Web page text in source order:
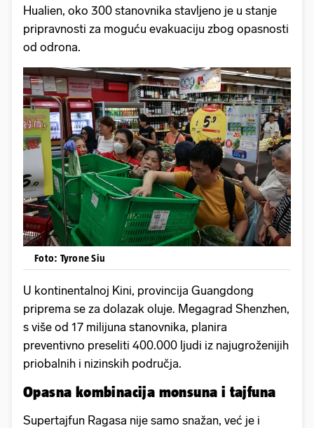
Hualien, oko 300 stanovnika stavljeno je u stanje
pripravnosti za moguću evakuaciju zbog opasnosti
od odrona.
Foto: Tyrone Siu
U kontinentalnoj Kini, provincija Guangdong
priprema se za dolazak oluje. Megagrad Shenzhen,
s više od 17 milijuna stanovnika, planira
preventivno preseliti 400.000 ljudi iz najugroženijih
priobalnih i nizinskih područja.
Opasna kombinacija monsuna i tajfuna
Supertajfun Ragasa nije samo snažan, već je i